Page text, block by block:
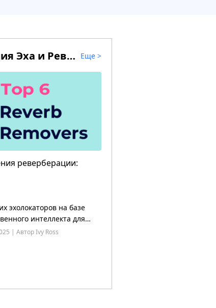
Методы Устранения Эха и Реверберации Еще >
реверберации:
эхолокаторов на базе
интеллекта для
в 2025 году
| Автор Ivy Ross